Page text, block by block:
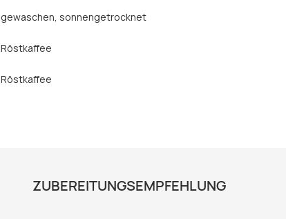
gewaschen, sonnengetrocknet
Röstkaffee
Röstkaffee
ZUBEREITUNGSEMPFEHLUNG